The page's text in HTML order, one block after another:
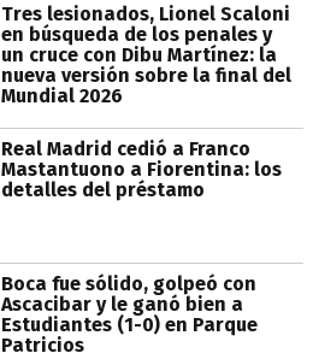
Tres lesionados, Lionel Scaloni
en búsqueda de los penales y
un cruce con Dibu Martínez: la
nueva versión sobre la final del
Mundial 2026
Real Madrid cedió a Franco
Mastantuono a Fiorentina: los
detalles del préstamo
Boca fue sólido, golpeó con
Ascacibar y le ganó bien a
Estudiantes (1-0) en Parque
Patricios